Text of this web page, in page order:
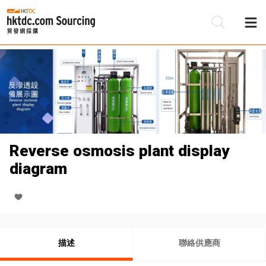
Reverse osmosis plant display
diagram
描述 聯絡供應商